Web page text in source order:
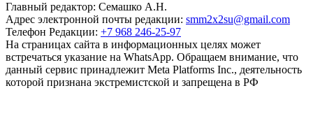
Главный редактор: Семашко А.Н.
Адрес электронной почты редакции: smm2x2su@gmail.com
Телефон Редакции: +7 968 246-25-97
На страницах сайта в информационных целях может
встречаться указание на WhatsApp. Обращаем внимание, что
данный сервис принадлежит Meta Platforms Inc., деятельность
которой признана экстремистской и запрещена в РФ